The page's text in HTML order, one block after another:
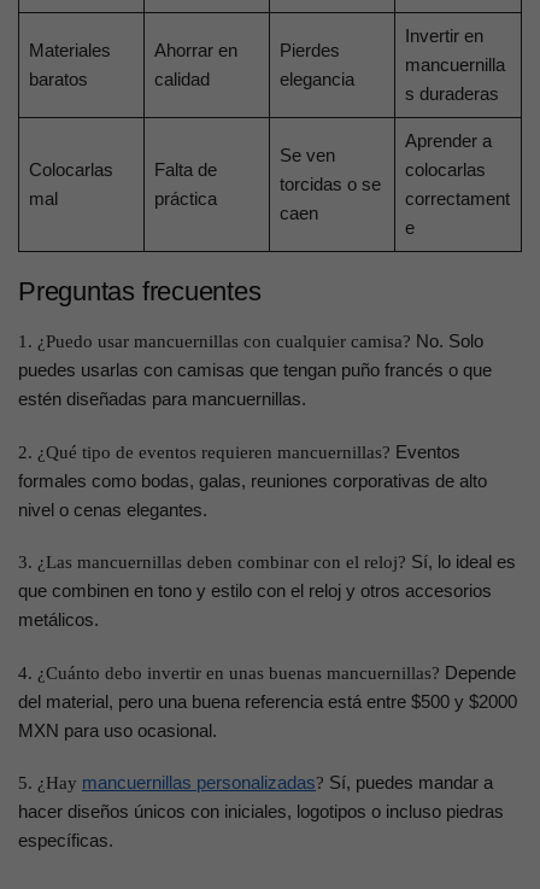
Materiales
baratos
Ahorrar en
calidad
Pierdes
elegancia
Invertir en
mancuernilla
s duraderas
Colocarlas
mal
Falta de
práctica
Se ven
torcidas o se
caen
Aprender a
colocarlas
correctament
e
Preguntas frecuentes
1. ¿Puedo usar mancuernillas con cualquier camisa? No. Solo
puedes usarlas con camisas que tengan puño francés o que
estén diseñadas para mancuernillas.
2. ¿Qué tipo de eventos requieren mancuernillas? Eventos
formales como bodas, galas, reuniones corporativas de alto
nivel o cenas elegantes.
3. ¿Las mancuernillas deben combinar con el reloj? Sí, lo ideal es
que combinen en tono y estilo con el reloj y otros accesorios
metálicos.
4. ¿Cuánto debo invertir en unas buenas mancuernillas? Depende
del material, pero una buena referencia está entre $500 y $2000
MXN para uso ocasional.
5. ¿Hay mancuernillas personalizadas? Sí, puedes mandar a
hacer diseños únicos con iniciales, logotipos o incluso piedras
específicas.